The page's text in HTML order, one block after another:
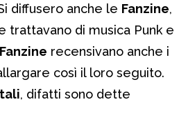
diffusero anche le Fanzine,
trattavano di musica Punk e
Fanzine recensivano anche i
così il loro seguito.
, difatti sono dette